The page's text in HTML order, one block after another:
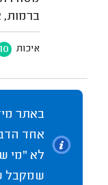
ברמות,
איכות 10
באתר
אחד
לא "מי
שמקבל